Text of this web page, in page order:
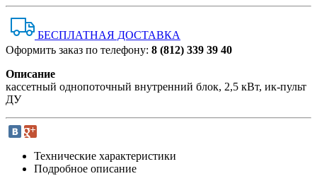
БЕСПЛАТНАЯ ДОСТАВКА
Оформить заказ по телефону: 8 (812) 339 39 40
Описание
кассетный однопоточный внутренний блок, 2,5 кВт, ик-пульт
ДУ
Технические характеристики
Подробное описание